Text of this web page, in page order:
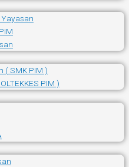
( SMK PIM )
PIM )